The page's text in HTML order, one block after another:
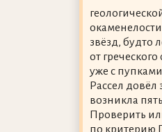
звёзд, будто
от
уже с
Рассел
возникла
Проверить
по критерию